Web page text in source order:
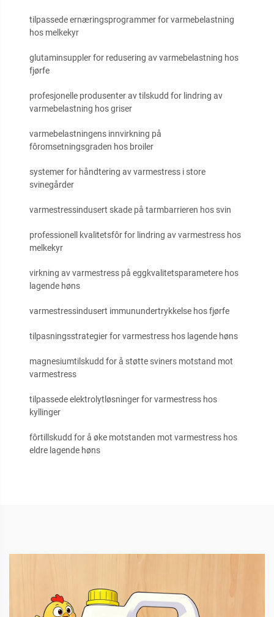
tilpassede ernæringsprogrammer for varmebelastning
hos melkekyr
glutaminsuppler for redusering av varmebelastning hos
fjørfe
profesjonelle produsenter av tilskudd for lindring av
varmebelastning hos griser
varmebelastningens innvirkning på
fôromsetningsgraden hos broiler
systemer for håndtering av varmestress i store
svinegårder
varmestressindusert skade på tarmbarrieren hos svin
professionell kvalitetsfôr for lindring av varmestress hos
melkekyr
virkning av varmestress på eggkvalitetsparametere hos
lagende høns
varmestressindusert immunundertrykkelse hos fjørfe
tilpasningsstrategier for varmestress hos lagende høns
magnesiumtilskudd for å støtte sviners motstand mot
varmestress
tilpassede elektrolytløsninger for varmestress hos
kyllinger
fôrtillskudd for å øke motstanden mot varmestress hos
eldre lagende høns